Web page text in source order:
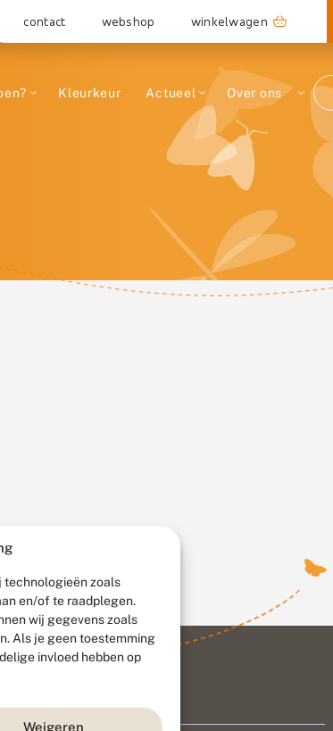
technologieën zoals
en/of te raadplegen.
wij gegevens zoals
Als je geen toestemming
invloed hebben op
Weigeren
contact webshop winkelwagen
Kleurkeur Actueel Over ons